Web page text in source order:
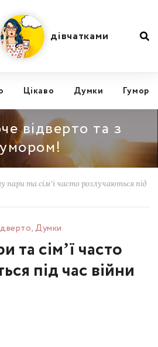
Цікаво Думки Гумор
дівчатками
відверто та з
пари та сімʼї часто розлучаються під
,Думки
та сімʼї часто
під час війни